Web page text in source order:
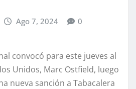
Ago 7, 2024 0
convocó para este jueves al
Unidos, Marc Ostfield, luego
nueva sanción a Tabacalera